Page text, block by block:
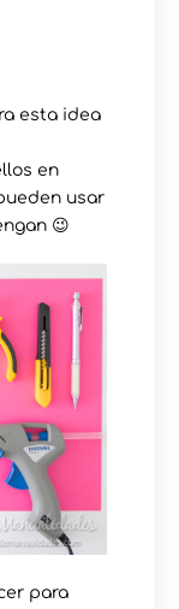
esta idea
en
usar
😉
para